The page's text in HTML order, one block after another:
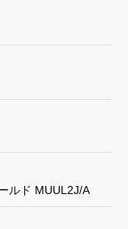
ルド MUUL2J/A